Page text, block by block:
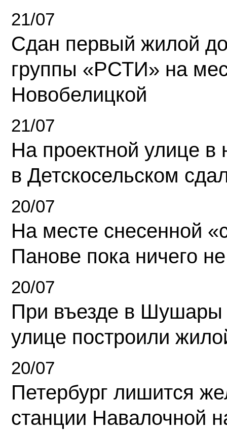
21/07
Сдан первый жилой
группы «РСТИ» на
Новобелицкой
21/07
На проектной улице
в Детскосельском
20/07
На месте снесенной
Панове пока ничего
20/07
При въезде в Шушары
улице построили
20/07
Петербург лишится
станции Навалочной